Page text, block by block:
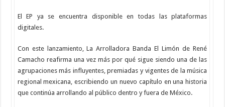
El EP ya se encuentra disponible en todas las plataformas
digitales.
Con este lanzamiento, La Arrolladora Banda El Limón de René
Camacho reafirma una vez más por qué sigue siendo una de las
agrupaciones más influyentes, premiadas y vigentes de la música
regional mexicana, escribiendo un nuevo capítulo en una historia
que continúa arrollando al público dentro y fuera de México.